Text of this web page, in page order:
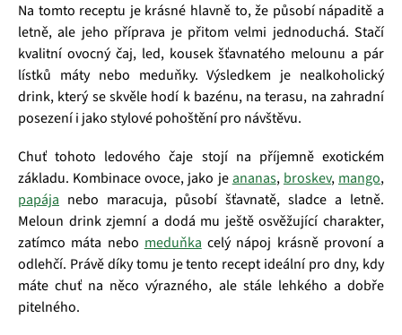
Na tomto receptu je krásné hlavně to, že působí nápaditě a
letně, ale jeho příprava je přitom velmi jednoduchá. Stačí
kvalitní ovocný čaj, led, kousek šťavnatého melounu a pár
lístků máty nebo meduňky. Výsledkem je nealkoholický
drink, který se skvěle hodí k bazénu, na terasu, na zahradní
posezení i jako stylové pohoštění pro návštěvu.
Chuť tohoto ledového čaje stojí na příjemně exotickém
základu. Kombinace ovoce, jako je ananas, broskev, mango,
papája nebo maracuja, působí šťavnatě, sladce a letně.
Meloun drink zjemní a dodá mu ještě osvěžující charakter,
zatímco máta nebo meduňka celý nápoj krásně provoní a
odlehčí. Právě díky tomu je tento recept ideální pro dny, kdy
máte chuť na něco výrazného, ale stále lehkého a dobře
pitelného.